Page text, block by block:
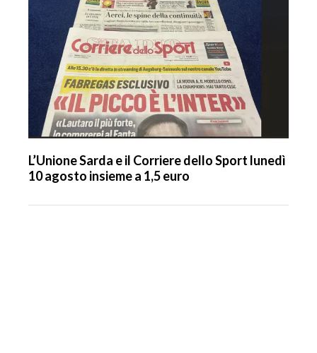
L’Unione Sarda e il Corriere dello Sport lunedì
10 agosto insieme a 1,5 euro